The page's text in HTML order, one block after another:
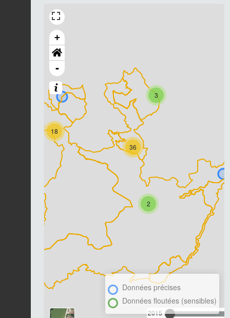
2
3
18
36
+
-
2015
Données précises
Données floutées (sensibles)